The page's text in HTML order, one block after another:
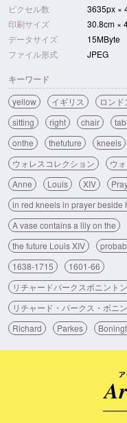
ピクセル数
3635px ×
印刷サイズ
30.8cm ×
データサイズ
15MByte
ファイル形式
JPEG
キーワード
yellow イギリス ロンド
sitting
right chair
onthe
thefuture kneels
ウォレスコレクション
ウ
Anne
Louis XIV
in red kneels in prayer beside
A vase contains a lily on the
the future Louis XIV
1638-1715
1601-66
リチャードパークスボニント
リチャード・パークス・ボニ
Richard
Parkes